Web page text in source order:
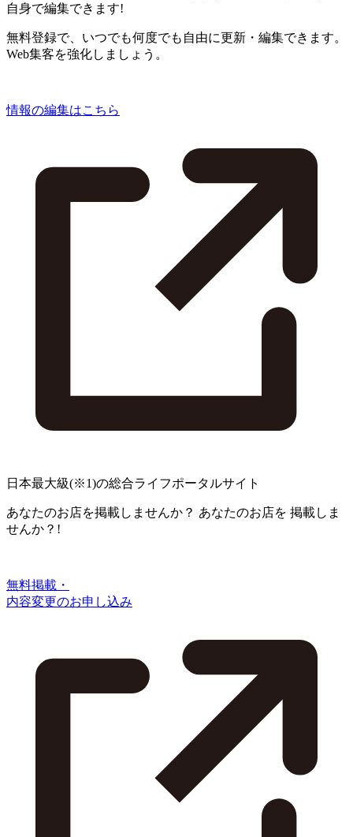
自身で編集できます!
無料登録で、いつでも何度でも自由に更新・編集できます。
Web集客を強化しましょう。
情報の編集はこちら
日本最大級(※1)の総合ライフポータルサイト
あなたのお店を掲載しませんか？ あなたのお店を 掲載しま
せんか？!
無料掲載・
内容変更のお申し込み